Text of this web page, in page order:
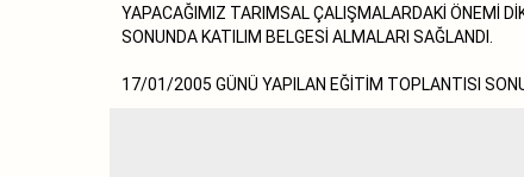
YAPACAĞIMIZ TARIMSAL ÇALIŞMALARDAKİ ÖNEMİ
SONUNDA KATILIM BELGESİ ALMALARI SAĞLANDI.
17/01/2005 GÜNÜ YAPILAN EĞİTİM TOPLANTISI